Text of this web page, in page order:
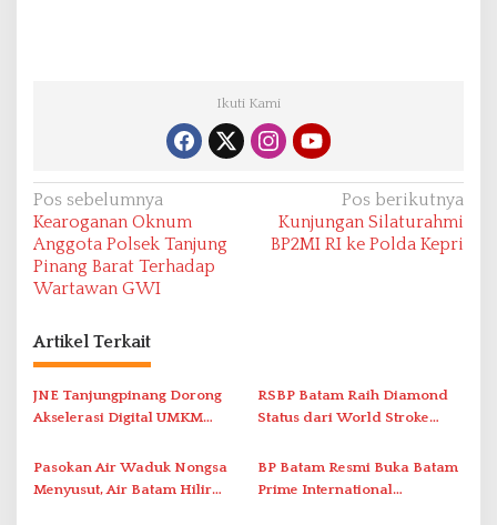
Ikuti Kami
N
a
v
i
g
a
s
i
o
Pos sebelumnya
Kearoganan Oknum
Anggota Polsek Tanjung
Pinang Barat Terhadap
Wartawan GWI
Pos berikutnya
Kunjungan Silaturahmi
BP2MI RI ke Polda Kepri
Artikel Terkait
JNE Tanjungpinang Dorong
Akselerasi Digital UMKM
2026
RSBP Batam Raih Diamond
Status dari World Stroke
Penanganan Stroke
Berstandar Internasional
Pasokan Air Waduk Nongsa
Menyusut, Air Batam Hilir
BP Batam Resmi Buka Batam
Prime International